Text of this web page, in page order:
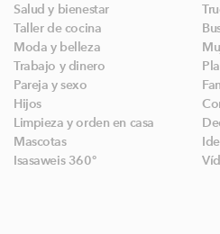
Salud y bienestar
Taller de cocina
Moda y belleza
Trabajo y dinero
Pareja y sexo
Hijos
Limpieza y orden en casa
Mascotas
Isasaweis 360º